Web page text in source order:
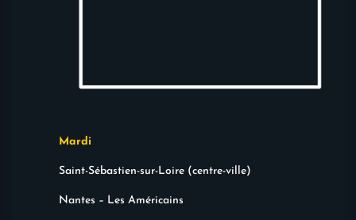
Mardi
Saint-Sébastien-sur-Loire (centre-ville)
Nantes – Les Américains